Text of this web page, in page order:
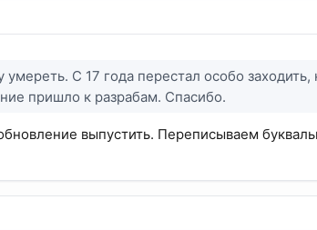
умереть. С 17 года перестал особо
пришло к разрабам. Спасибо.
выпустить. Переписываем